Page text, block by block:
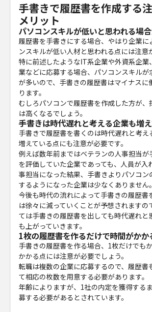
手書きで履歴書を作成する
メリット
パソコンスキルが低いと思われる場
履歴書を手書きにする場合、やはり企業に
ンスキルが低い人材と思われる点には注意
特に前述したようなIT系企業や外資系企業
業などに応募する場合、パソコンスキルが
が多いので、手書きの履歴書はマイナスに
ります。
むしろパソコンで履歴書を作成した方が、
は高くなるでしょう。
手書きは時代遅れと考える企業も増
手書きで履歴書を書くのは時代遅れと考え
増えている点にも注意が必要です。
例えば数年前まではベテランの人事担当が
を評価していた企業であっても、人員が入
事担当になった結果、手書きよりパソコン
するようになった企業は少なくありません。
今後も時代の流れによって手書きの履歴書
は徐々に減っていくことが予想されますの
ては手書きの履歴書を出しても時代遅れと
も上がっていきます。
1枚の履歴書を作るだけで時間がかか
手書きの履歴書を作る場合、1枚だけでも
かかる点には注意が必要でしょう。
転職は複数の企業に応募するので、履歴書
て相応の枚数を用意する必要があります。
年齢によりますが、1社の内定を獲得する
募する必要があるとされています。